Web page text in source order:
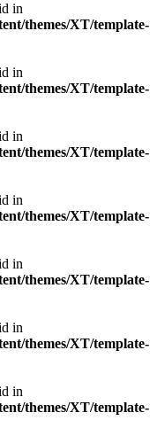
in
themes/XT/template-
in
themes/XT/template-
in
themes/XT/template-
in
themes/XT/template-
in
themes/XT/template-
in
themes/XT/template-
in
themes/XT/template-